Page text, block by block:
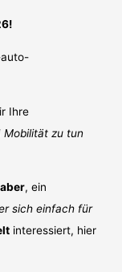
Ihre
Mobilität zu tun
, ein
sich einfach für
interessiert, hier